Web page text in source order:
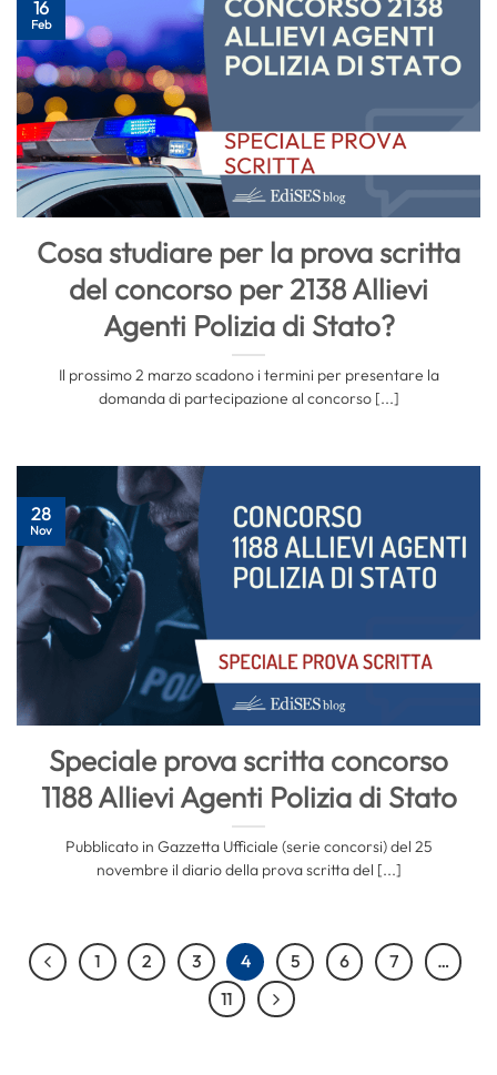
Cosa studiare per la prova scritta
del concorso per 2138 Allievi
Agenti Polizia di Stato?
Il prossimo 2 marzo scadono i termini per presentare la
domanda di partecipazione al concorso [...]
16
Feb
Speciale prova scritta concorso
1188 Allievi Agenti Polizia di Stato
Pubblicato in Gazzetta Ufficiale (serie concorsi) del 25
novembre il diario della prova scritta del [...]
28
Nov
1 2 3 4 5 6 7
…
11